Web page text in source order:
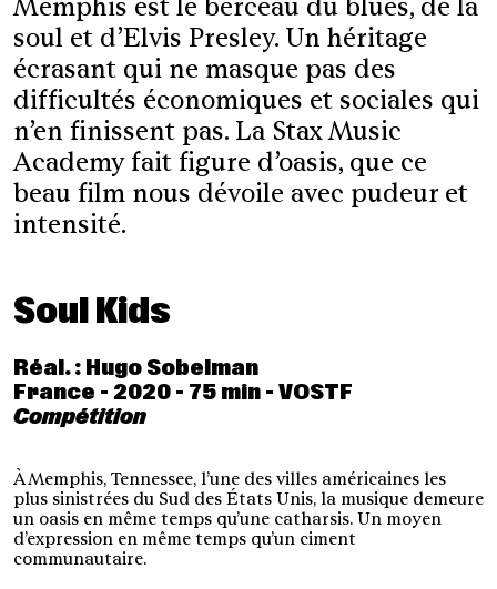
soul et d’Elvis Presley. Un héritage
écrasant qui ne masque pas des
difficultés économiques et sociales qui
n’en finissent pas. La Stax Music
Academy fait figure d’oasis, que ce
beau film nous dévoile avec pudeur et
intensité.
Soul Kids
Réal. : Hugo Sobelman
France - 2020 - 75 min - VOSTF
Compétition
À Memphis, Tennessee, l’une des villes américaines les
plus sinistrées du Sud des États Unis, la musique demeure
un oasis en même temps qu’une catharsis. Un moyen
d’expression en même temps qu’un ciment
communautaire.